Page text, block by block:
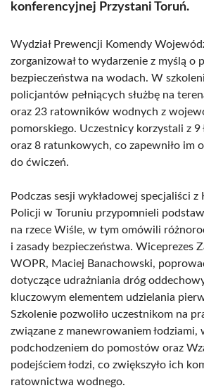
konferencyjnej Przystani Toruń.
Wydział Prewencji Komendy
zorganizował to wydarzenie z myślą o
bezpieczeństwa na wodach. W
policjantów pełniących służbę na
oraz 23 ratowników wodnych z
pomorskiego. Uczestnicy korzystali z 9
oraz 8 ratunkowych, co zapewniło im
do ćwiczeń.
Podczas sesji wykładowej specjaliści
Policji w Toruniu przypomnieli
na rzece Wiśle, w tym omówili
i zasady bezpieczeństwa. Wiceprezes
WOPR, Maciej Banachowski,
dotyczące udrażniania dróg
kluczowym elementem udzielania
Szkolenie pozwoliło uczestnikom na
związane z manewrowaniem łodziami,
podchodzeniem do pomostów oraz
podejściem łodzi, co zwiększyło ich
ratownictwa wodnego.